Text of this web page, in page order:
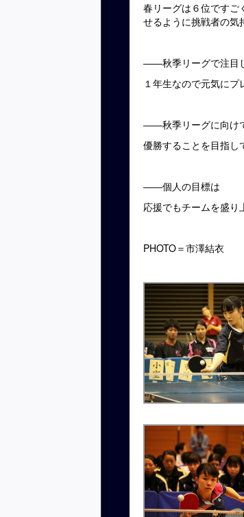
春リーグは６位ですご
せるように挑戦者の気
――秋季リーグで注目
１年生なので元気にプ
――秋季リーグに向け
優勝することを目指し
――個人の目標は
応援でもチームを盛り
PHOTO＝市澤結衣